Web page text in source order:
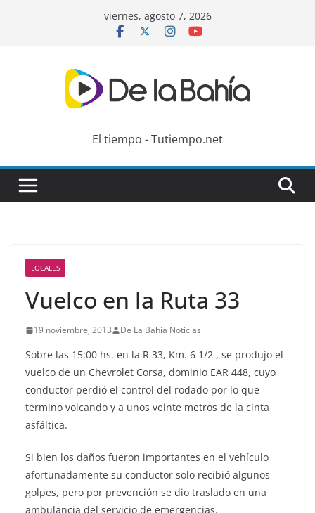
viernes, agosto 7, 2026
El tiempo - Tutiempo.net
LOCALES
Vuelco en la Ruta 33
19 noviembre, 2013 De La Bahía Noticias
Sobre las 15:00 hs. en la R 33, Km. 6 1/2 , se produjo el
vuelco de un Chevrolet Corsa, dominio EAR 448, cuyo
conductor perdió el control del rodado por lo que
termino volcando y a unos veinte metros de la cinta
asfáltica.
Si bien los daños fueron importantes en el vehículo
afortunadamente su conductor solo recibió algunos
golpes, pero por prevención se dio traslado en una
ambulancia del servicio de emergencias.